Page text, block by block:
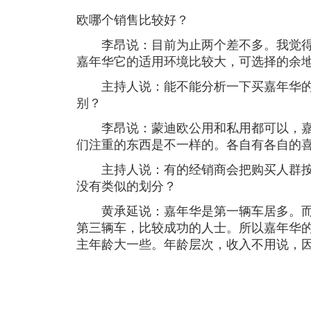
欧哪个销售比较好？
李昂说：目前为止两个差不多。我觉
嘉年华它的适用环境比较大，可选择的余
主持人说：能不能分析一下买嘉年华
别？
李昂说：蒙迪欧公用和私用都可以，
们注重的东西是不一样的。各自有各自的
主持人说：有的经销商会把购买人群
没有类似的划分？
黄承延说：嘉年华是第一辆车居多。
第三辆车，比较成功的人士。所以嘉年华
主年龄大一些。年龄层次，收入不用说，